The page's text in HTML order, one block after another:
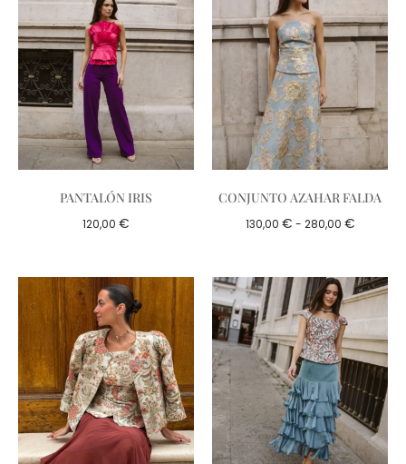
PANTALÓN IRIS
120,00 €
CONJUNTO AZAHAR FALDA
130,00 € - 280,00 €